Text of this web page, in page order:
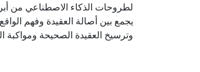
لطروحات الذكاء الاصطناعي من
يجمع بين أصالة العقيدة وفهم
وترسيخ العقيدة الصحيحة ومواكبة